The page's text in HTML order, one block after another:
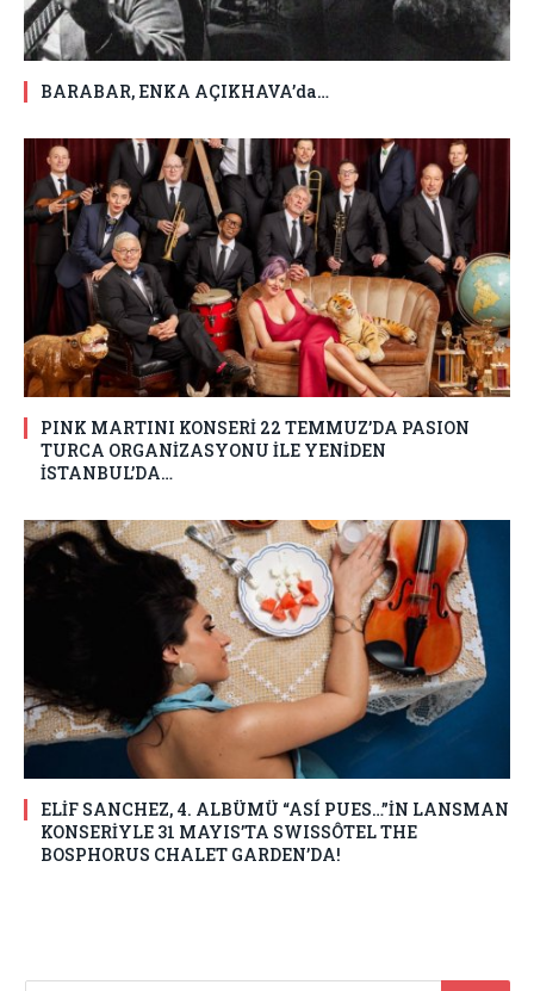
BARABAR, ENKA AÇIKHAVA’da…
PINK MARTINI KONSERİ 22 TEMMUZ’DA PASION
TURCA ORGANİZASYONU İLE YENİDEN
İSTANBUL’DA…
ELİF SANCHEZ, 4. ALBÜMÜ “ASÍ PUES…”İN LANSMAN
KONSERİYLE 31 MAYIS’TA SWISSÔTEL THE
BOSPHORUS CHALET GARDEN’DA!